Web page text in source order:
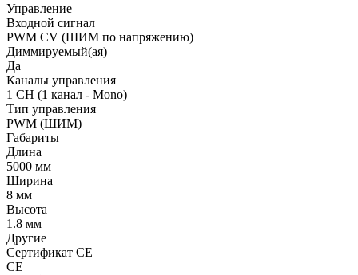
Управление
Входной сигнал
PWM СV (ШИМ по напряжению)
Диммируемый(ая)
Да
Каналы управления
1 CH (1 канал - Mono)
Тип управления
PWM (ШИМ)
Габариты
Длина
5000 мм
Ширина
8 мм
Высота
1.8 мм
Другие
Сертификат CE
CE